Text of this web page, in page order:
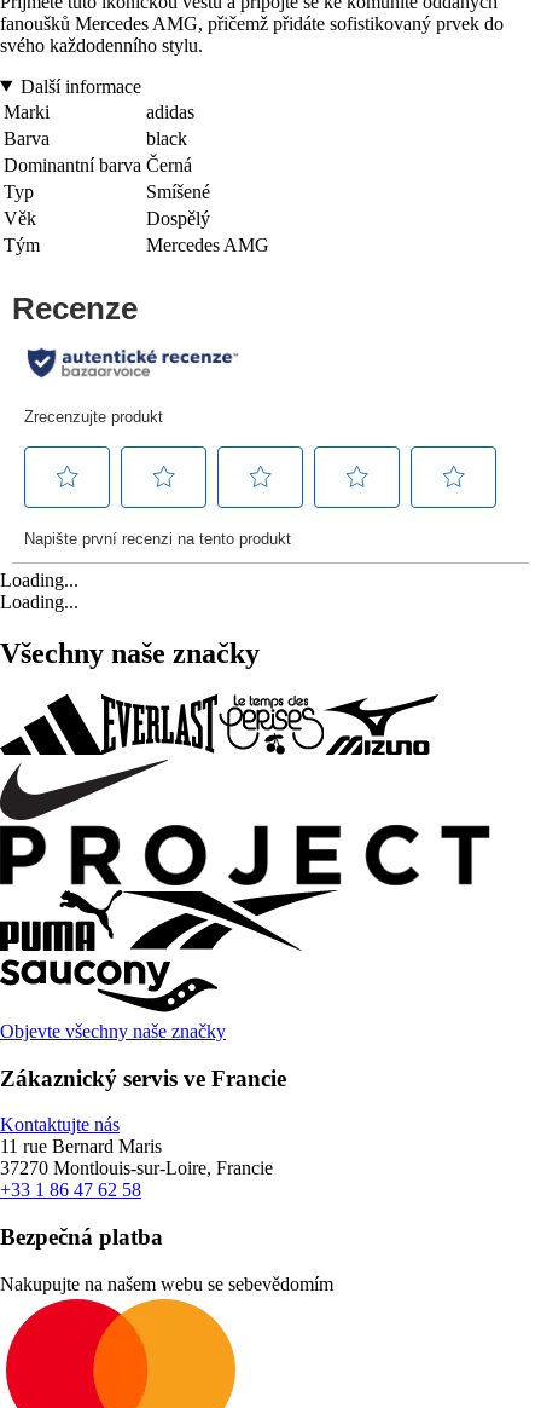
fanoušků Mercedes AMG, přičemž přidáte sofistikovaný prvek do
svého každodenního stylu.
Další informace
Marki
adidas
Barva
black
Dominantní barva Černá
Typ
Smíšené
Věk
Dospělý
Tým
Mercedes AMG
Loading...
Loading...
Všechny naše značky
Objevte všechny naše značky
Zákaznický servis ve Francie
Kontaktujte nás
11 rue Bernard Maris
37270 Montlouis-sur-Loire, Francie
+33 1 86 47 62 58
Bezpečná platba
Nakupujte na našem webu se sebevědomím